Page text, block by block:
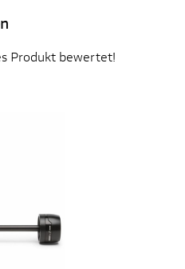
Produkt bewertet!